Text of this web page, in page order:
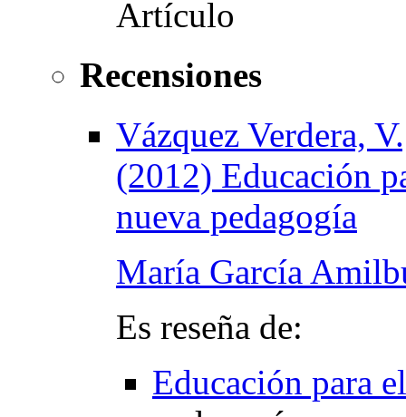
Recensiones
Vázquez Verdera,
(2012) Educación
nueva pedagogía
María García
Es reseña de:
Educación para